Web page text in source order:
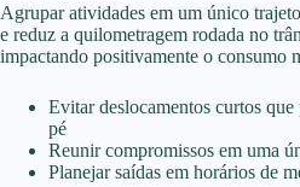
Agrupar atividades em um único
e reduz a quilometragem rodada no
impactando positivamente o consumo
Evitar deslocamentos curtos que
pé
Reunir compromissos em uma
Planejar saídas em horários de